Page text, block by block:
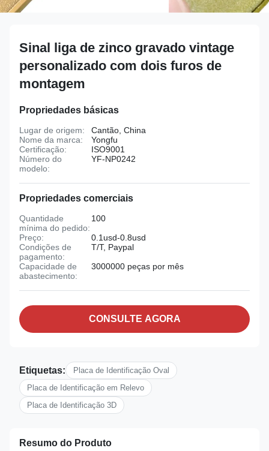
Sinal liga de zinco gravado vintage
personalizado com dois furos de
montagem
Propriedades básicas
Lugar de origem:
Cantão, China
Nome da marca:
Yongfu
Certificação:
ISO9001
Número do
modelo:
YF-NP0242
Propriedades comerciais
Quantidade
mínima do pedido:
100
Preço:
0.1usd-0.8usd
Condições de
pagamento:
T/T, Paypal
Capacidade de
abastecimento:
3000000 peças por mês
CONSULTE AGORA
Etiquetas:
Placa de Identificação Oval
Placa de Identificação em Relevo
Placa de Identificação 3D
Resumo do Produto